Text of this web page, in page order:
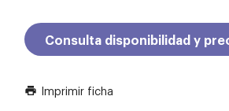
Consulta disponibilidad y
print Imprimir ficha